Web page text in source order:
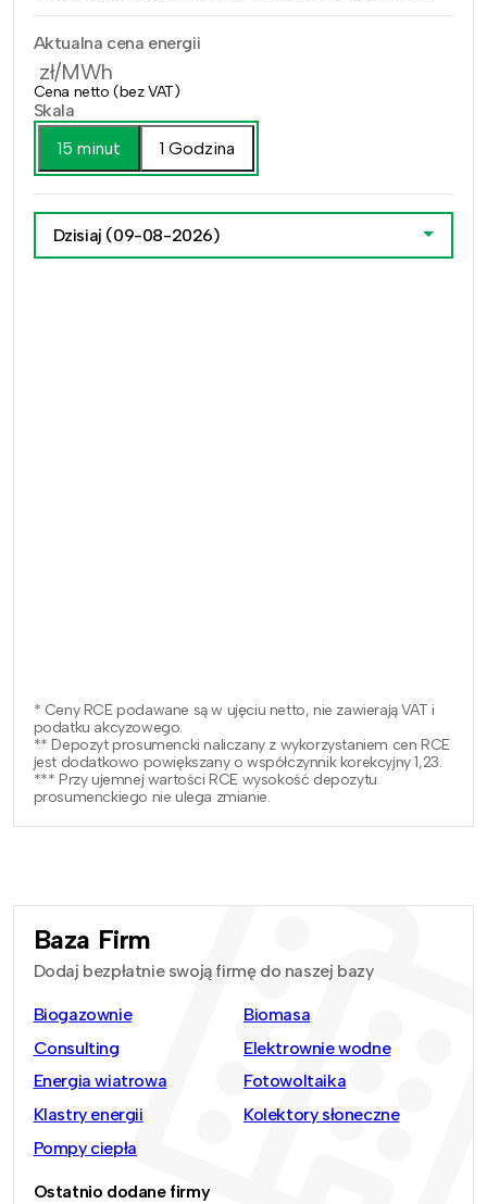
Aktualna cena energii
zł/MWh
Cena netto (bez VAT)
Skala
15 minut
1 Godzina
Dzisiaj (09-08-2026)
* Ceny RCE podawane są w ujęciu netto, nie zawierają VAT i
podatku akcyzowego.
** Depozyt prosumencki naliczany z wykorzystaniem cen RCE
jest dodatkowo powiększany o współczynnik korekcyjny 1,23.
*** Przy ujemnej wartości RCE wysokość depozytu
prosumenckiego nie ulega zmianie.
Baza Firm
Dodaj bezpłatnie swoją firmę do naszej bazy
Biogazownie
Biomasa
Consulting
Elektrownie wodne
Energia wiatrowa
Fotowoltaika
Klastry energii
Kolektory słoneczne
Pompy ciepła
Ostatnio dodane firmy